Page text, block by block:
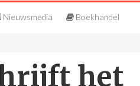
Nieuwsmedia Boekhandel
het